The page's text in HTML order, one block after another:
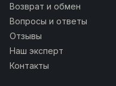
Возврат и обмен
Вопросы и ответы
Отзывы
Наш эксперт
Контакты